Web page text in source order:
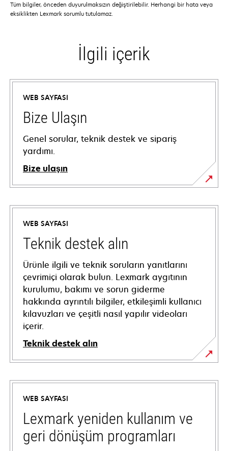
Tüm bilgiler, önceden duyurulmaksızın değiştirilebilir. Herhangi bir hata veya
eksiklikten Lexmark sorumlu tutulamaz.
İlgili içerik
WEB SAYFASI
Bize Ulaşın
Genel sorular, teknik destek ve sipariş
yardımı.
Bize ulaşın
WEB SAYFASI
Teknik destek alın
Ürünle ilgili ve teknik soruların yanıtlarını
çevrimiçi olarak bulun. Lexmark aygıtının
kurulumu, bakımı ve sorun giderme
hakkında ayrıntılı bilgiler, etkileşimli kullanıcı
kılavuzları ve çeşitli nasıl yapılır videoları
içerir.
Teknik destek alın
opens
in
new
tab
WEB SAYFASI
Lexmark yeniden kullanım ve
geri dönüşüm programları